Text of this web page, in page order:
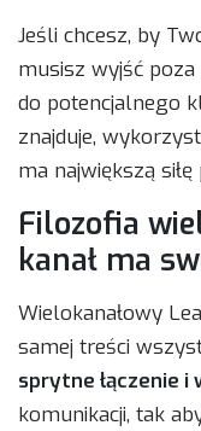
Jeśli chcesz, by
musisz wyjść
do potencjalnego
znajduje,
ma największą siłę
Filozofia
kanał ma
Wielokanałowy
samej treści
sprytne łączenie
komunikacji, tak